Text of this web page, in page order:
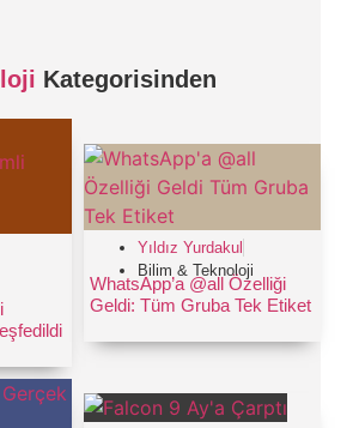
Kategorisinden
Yıldız Yurdakul
Bilim & Teknoloji
WhatsApp’a @all Özelliği
Geldi: Tüm Gruba Tek Etiket